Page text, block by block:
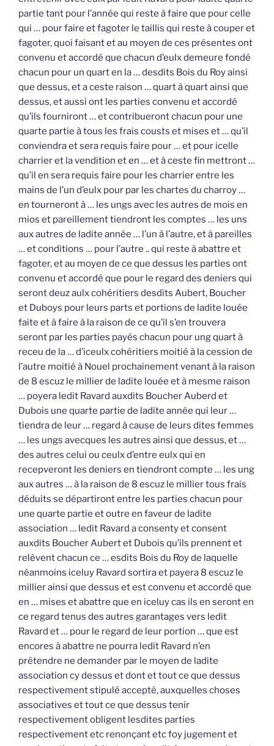
partie tant pour l’année qui reste à faire que pour celle
qui … pour faire et fagoter le taillis qui reste à couper et
fagoter, quoi faisant et au moyen de ces présentes ont
convenu et accordé que chacun d’eulx demeure fondé
chacun pour un quart en la … desdits Bois du Roy ainsi
que dessus, et a ceste raison … quart à quart ainsi que
dessus, et aussi ont les parties convenu et accordé
qu’ils fourniront … et contribueront chacun pour une
quarte partie à tous les frais cousts et mises et … qu’il
conviendra et sera requis faire pour … et pour icelle
charrier et la vendition et en … et à ceste fin mettront …
qu’il en sera requis faire pour les charrier entre les
mains de l’un d’eulx pour par les chartes du charroy …
en tourneront à … les ungs avec les autres de mois en
mios et pareillement tiendront les comptes … les uns
aux autres de ladite année … l’un à l’autre, et à pareilles
… et conditions … pour l’autre .. qui reste à abattre et
fagoter, et au moyen de ce que dessus les parties ont
convenu et accordé que pour le regard des deniers qui
seront deuz aulx cohéritiers desdits Aubert, Boucher
et Duboys pour leurs parts et portions de ladite louée
faite et à faire à la raison de ce qu’il s’en trouvera
seront par les parties payés chacun pour ung quart à
receu de la … d’iceulx cohéritiers moitié à la cession de
l’autre moitié à Nouel prochainement venant à la raison
de 8 escuz le millier de ladite louée et à mesme raison
… poyera ledit Ravard auxdits Boucher Auberd et
Dubois une quarte partie de ladite année qui leur …
tiendra de leur … regard à cause de leurs dites femmes
… les ungs avecques les autres ainsi que dessus, et …
des autres celui ou ceulx d’entre eulx qui en
recepveront les deniers en tiendront compte … les ung
aux autres … à la raison de 8 escuz le millier tous frais
déduits se départiront entre les parties chacun pour
une quarte partie et outre en faveur de ladite
association … ledit Ravard a consenty et consent
auxdits Boucher Aubert et Dubois qu’ils prennent et
relèvent chacun ce … esdits Bois du Roy de laquelle
néanmoins iceluy Ravard sortira et payera 8 escuz le
millier ainsi que dessus et est convenu et accordé que
en … mises et abattre que en iceluy cas ils en seront en
ce regard tenus des autres garantages vers ledit
Ravard et … pour le regard de leur portion … que est
encores à abattre ne pourra ledit Ravard n’en
prétendre ne demander par le moyen de ladite
association cy dessus et dont et tout ce que dessus
respectivement stipulé accepté, auxquelles choses
associatives et tout ce que dessus tenir
respectivement obligent lesdites parties
respectivement etc renonçant etc foy jugement et